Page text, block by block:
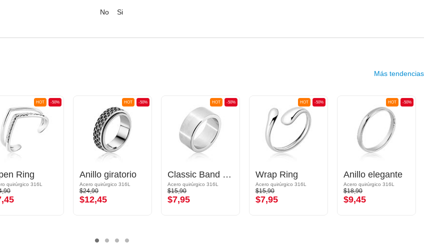
No Si
Más tendencias
-50%
HOT
Ring
quirúrgico 316L
-50%
HOT
Anillo giratorio
Acero quirúrgico 316L
$24,90
$12,45
-50%
HOT
Classic Band Ring
Acero quirúrgico 316L
$15,90
$7,95
-50%
HOT
Wrap Ring
Acero quirúrgico 316L
$15,90
$7,95
-50%
HOT
Anillo elegante
Acero quirúrgico 316L
$18,90
$9,45